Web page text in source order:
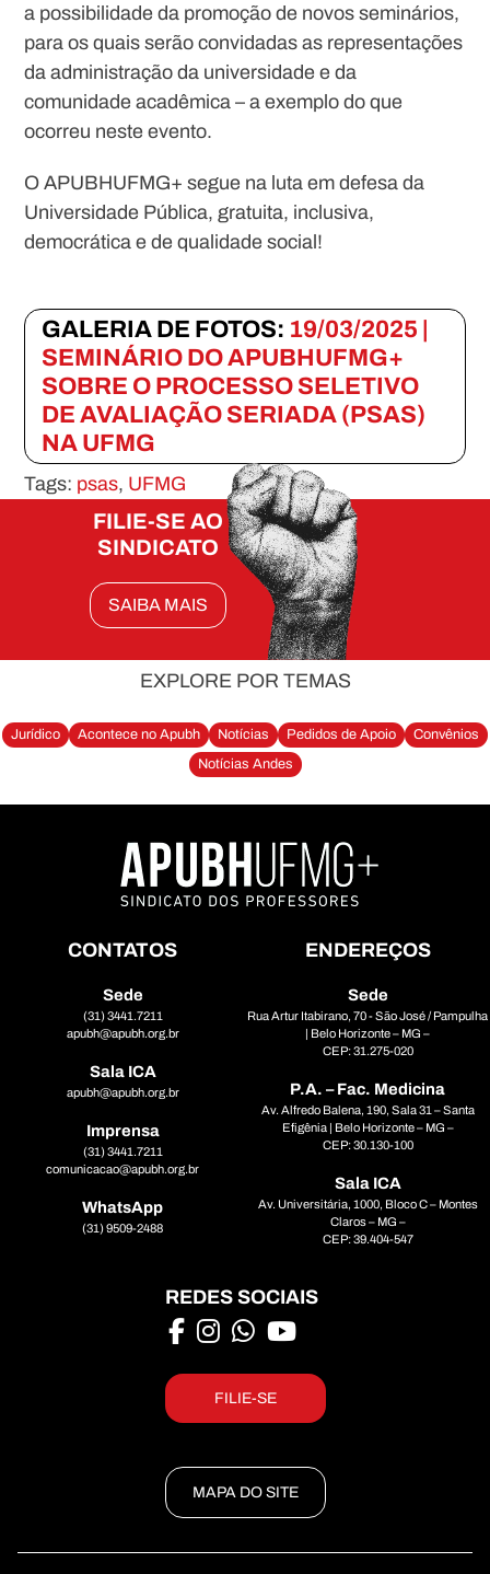
a possibilidade da promoção de novos seminários,
para os quais serão convidadas as representações
da administração da universidade e da
comunidade acadêmica – a exemplo do que
ocorreu neste evento.
O APUBHUFMG+ segue na luta em defesa da
Universidade Pública, gratuita, inclusiva,
democrática e de qualidade social!
GALERIA DE FOTOS: 19/03/2025 |
SEMINÁRIO DO APUBHUFMG+
SOBRE O PROCESSO SELETIVO
DE AVALIAÇÃO SERIADA (PSAS)
NA UFMG
Tags: psas, UFMG
FILIE-SE AO
SINDICATO
SAIBA MAIS
EXPLORE POR TEMAS
Jurídico Acontece no Apubh Notícias Pedidos de Apoio
Convênios
Notícias Andes
CONTATOS
Sede
(31) 3441.7211
apubh@apubh.org.br
Sala ICA
apubh@apubh.org.br
Imprensa
(31) 3441.7211
comunicacao@apubh.org.br
WhatsApp
(31) 9509-2488
ENDEREÇOS
Sede
Rua Artur Itabirano, 70 - São José / Pampulha
| Belo Horizonte – MG –
CEP: 31.275-020
P.A. – Fac. Medicina
Av. Alfredo Balena, 190, Sala 31 – Santa
Efigênia | Belo Horizonte – MG –
CEP: 30.130-100
Sala ICA
Av. Universitária, 1000, Bloco C – Montes
Claros – MG –
CEP: 39.404-547
REDES SOCIAIS
FILIE-SE
MAPA DO SITE